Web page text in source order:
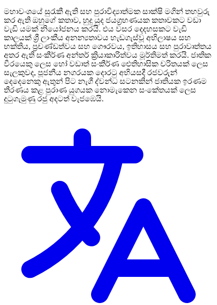
මහාවංශයේ සුරැකී ඇති සහ පුරාවිද්‍යාත්මක සාක්ෂි මගින් තහවුරු
කර ඇති ඔහුගේ කතාව, හුදු යුද ජයග්‍රහණයක කතාවකට වඩා
වැඩි යමක් නියෝජනය කරයි. එය වසර දෙදහසකට වැඩි
කාලයක් ශ්‍රී ලාංකීය අනන්‍යතාවය හැඩගැස්වූ අභිලාෂය සහ
භක්තිය, ප්‍රචණ්ඩත්වය සහ ගෞරවය, ඉතිහාසය සහ පුරාවෘත්තය
අතර ඇති සංකීර්ණ අන්තර් ක්‍රියාකාරිත්වය මූර්තිමත් කරයි. ජාතික
වීරයෙකු ලෙස හෝ වඩාත් සංකීර්ණ ඓතිහාසික චරිතයක් ලෙස
සැලකුවද, පූජනීය නගරයක දොරටු අභියසදී රජවරුන්
දෙදෙනෙකු ඇතුන් පිට නැගී ද්වන්ධ සටනකින් ජාතියක ඉරණම
තීරණය කළ පුරාණ යුගයක නොමැකෙන සංකේතයක් ලෙස
දුටුගැමුණු රජු අදටත් වැජඹෙයි.